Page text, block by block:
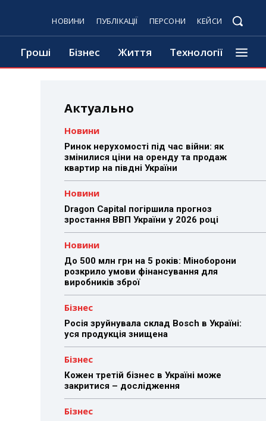
НОВИНИ ПУБЛІКАЦІЇ ПЕРСОНИ КЕЙСИ
Гроші Бізнес Життя Технології
Актуально
Новини
Ринок нерухомості під час війни: як
змінилися ціни на оренду та продаж
квартир на півдні України
Новини
Dragon Capital погіршила прогноз
зростання ВВП України у 2026 році
Новини
До 500 млн грн на 5 років: Міноборони
розкрило умови фінансування для
виробників зброї
Бізнес
Росія зруйнувала склад Bosch в Україні:
уся продукція знищена
Бізнес
Кожен третій бізнес в Україні може
закритися – дослідження
Бізнес